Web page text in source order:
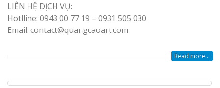
LIÊN HỆ DỊCH VỤ:
Hotlline: 0943 00 77 19 – 0931 505 030
Email: contact@quangcaoart.com
Read more...
Thuốc Nghệ An Chuẩn
Làm Hộp